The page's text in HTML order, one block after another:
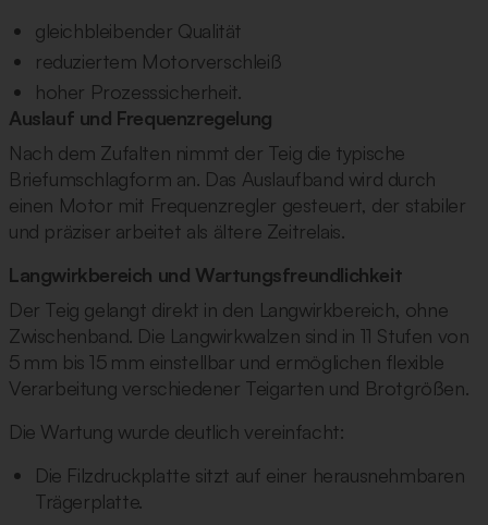
gleichbleibender Qualität
reduziertem Motorverschleiß
hoher Prozesssicherheit.
Auslauf und Frequenzregelung
Nach dem Zufalten nimmt der Teig die typische
Briefumschlagform an. Das Auslaufband wird durch
einen Motor mit Frequenzregler gesteuert, der stabiler
und präziser arbeitet als ältere Zeitrelais.
Langwirkbereich und Wartungsfreundlichkeit
Der Teig gelangt direkt in den Langwirkbereich, ohne
Zwischenband. Die Langwirkwalzen sind in 11 Stufen von
5 mm bis 15 mm einstellbar und ermöglichen flexible
Verarbeitung verschiedener Teigarten und Brotgrößen.
Die Wartung wurde deutlich vereinfacht:
Die Filzdruckplatte sitzt auf einer herausnehmbaren
Trägerplatte.